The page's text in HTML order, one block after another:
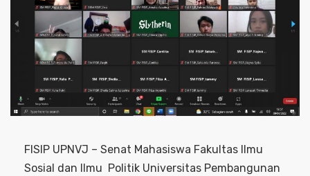
FISIP UPNVJ – Senat Mahasiswa Fakultas Ilmu
Sosial dan Ilmu Politik Universitas Pembangunan